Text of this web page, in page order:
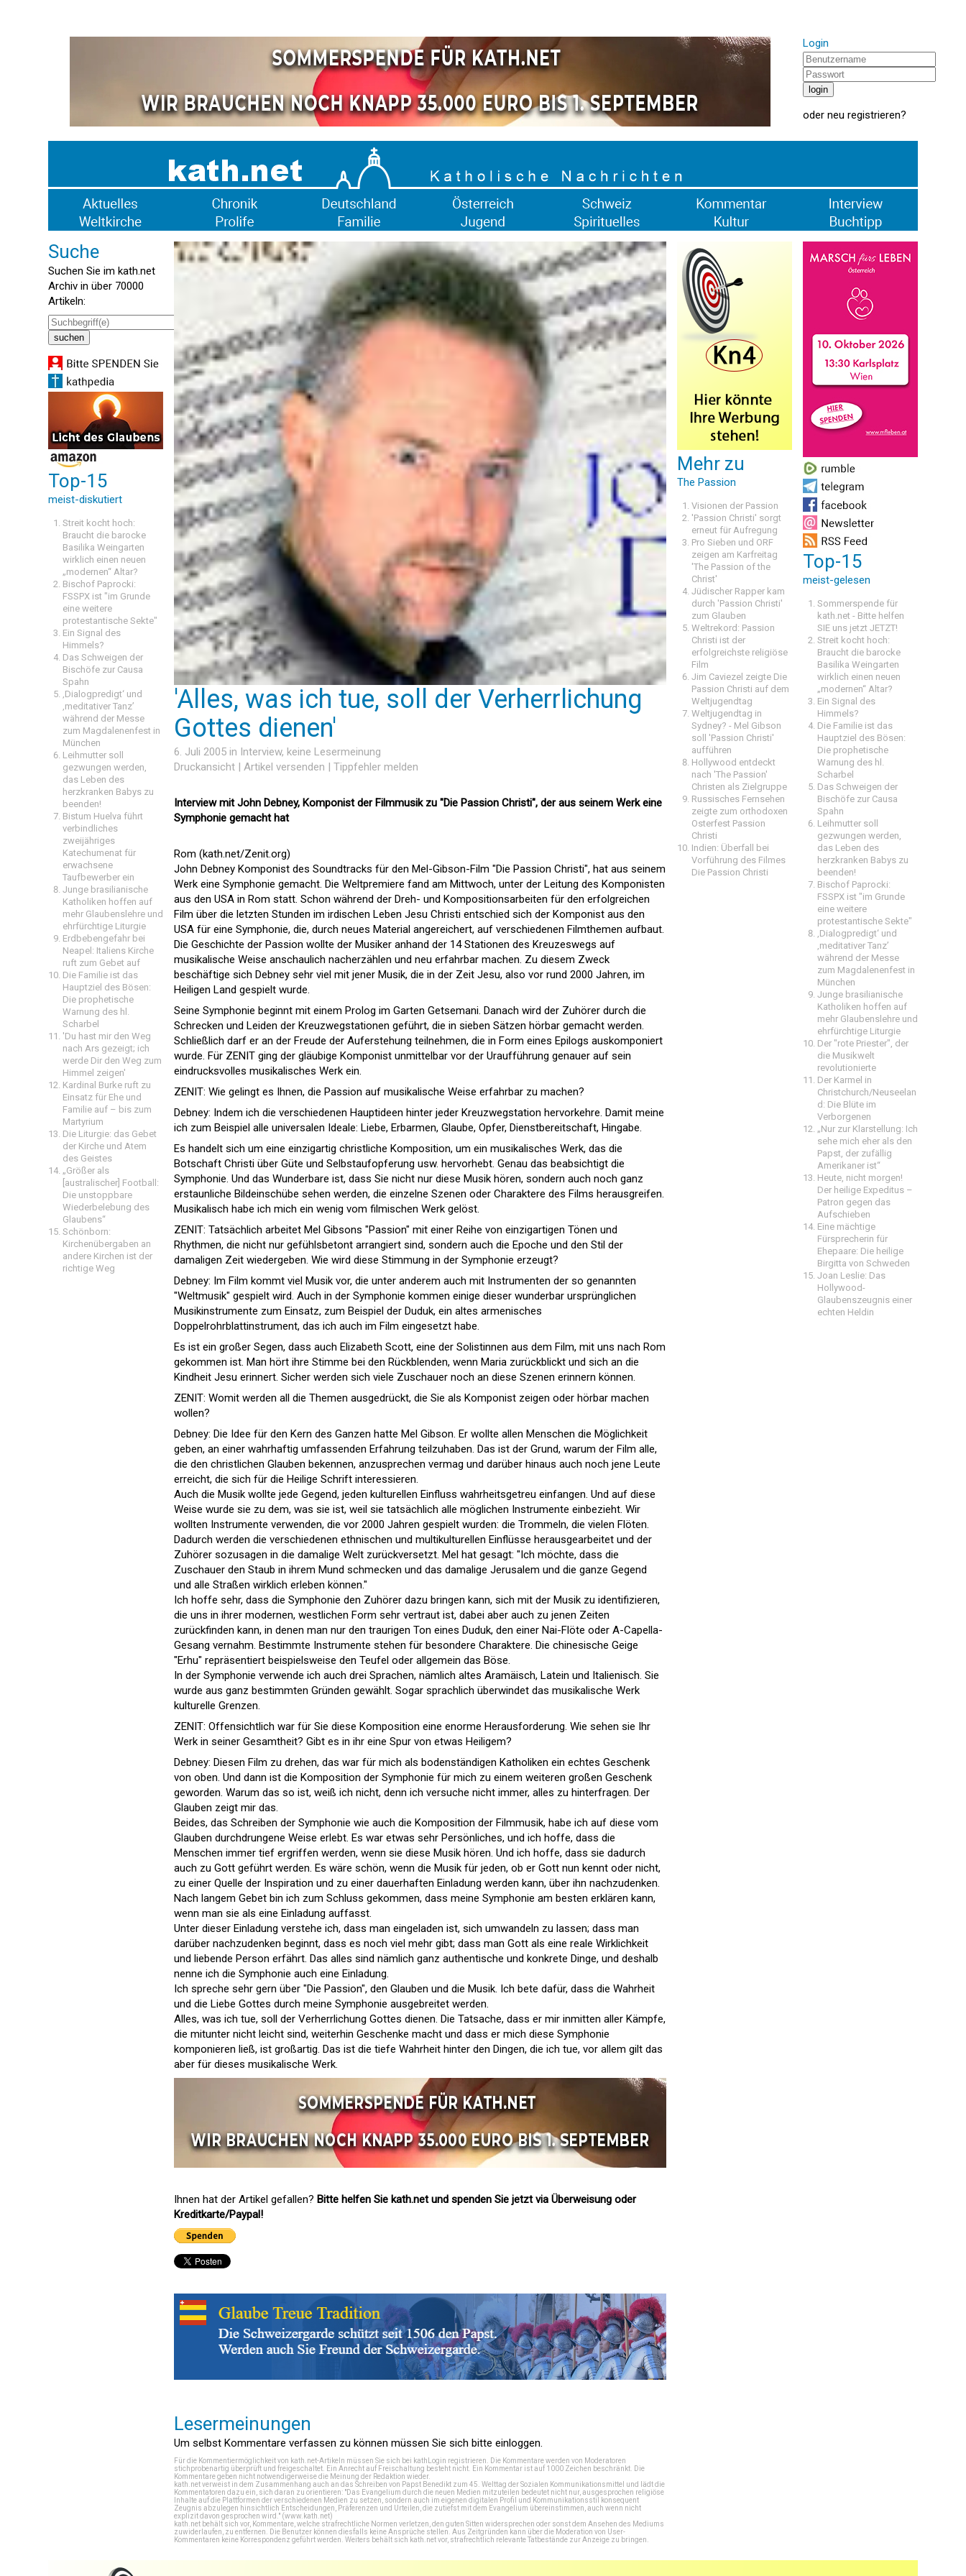
Login
oder neu registrieren?
Suche
Suchen Sie im kath.net
Archiv in über 70000
Artikeln:
Top-15
meist-diskutiert
Streit kocht hoch:
Braucht die barocke
Basilika Weingarten
wirklich einen neuen
„modernen“ Altar?
Bischof Paprocki:
FSSPX ist "im Grunde
eine weitere
protestantische Sekte"
Ein Signal des
Himmels?
Das Schweigen der
Bischöfe zur Causa
Spahn
‚Dialogpredigt‘ und
‚meditativer Tanz’
während der Messe
zum Magdalenenfest in
München
Leihmutter soll
gezwungen werden,
das Leben des
herzkranken Babys zu
beenden!
Bistum Huelva führt
verbindliches
zweijähriges
Katechumenat für
erwachsene
Taufbewerber ein
Junge brasilianische
Katholiken hoffen auf
mehr Glaubenslehre und
ehrfürchtige Liturgie
Erdbebengefahr bei
Neapel: Italiens Kirche
ruft zum Gebet auf
Die Familie ist das
Hauptziel des Bösen:
Die prophetische
Warnung des hl.
Scharbel
'Du hast mir den Weg
nach Ars gezeigt; ich
werde Dir den Weg zum
Himmel zeigen'
Kardinal Burke ruft zu
Einsatz für Ehe und
Familie auf – bis zum
Martyrium
Die Liturgie: das Gebet
der Kirche und Atem
des Geistes
„Größer als
[australischer] Football:
Die unstoppbare
Wiederbelebung des
Glaubens“
Schönborn:
Kirchenübergaben an
andere Kirchen ist der
richtige Weg
'Alles, was ich tue, soll der Verherrlichung
Gottes dienen'
6. Juli 2005 in Interview, keine Lesermeinung
Druckansicht | Artikel versenden | Tippfehler melden
Interview mit John Debney, Komponist der Filmmusik zu "Die Passion Christi", der aus seinem Werk eine
Symphonie gemacht hat
Rom (kath.net/Zenit.org)
John Debney Komponist des Soundtracks für den Mel-Gibson-Film "Die Passion Christi", hat aus seinem
Werk eine Symphonie gemacht. Die Weltpremiere fand am Mittwoch, unter der Leitung des Komponisten
aus den USA in Rom statt. Schon während der Dreh- und Kompositionsarbeiten für den erfolgreichen
Film über die letzten Stunden im irdischen Leben Jesu Christi entschied sich der Komponist aus den
USA für eine Symphonie, die, durch neues Material angereichert, auf verschiedenen Filmthemen aufbaut.
Die Geschichte der Passion wollte der Musiker anhand der 14 Stationen des Kreuzeswegs auf
musikalische Weise anschaulich nacherzählen und neu erfahrbar machen. Zu diesem Zweck
beschäftige sich Debney sehr viel mit jener Musik, die in der Zeit Jesu, also vor rund 2000 Jahren, im
Heiligen Land gespielt wurde.
Seine Symphonie beginnt mit einem Prolog im Garten Getsemani. Danach wird der Zuhörer durch die
Schrecken und Leiden der Kreuzwegstationen geführt, die in sieben Sätzen hörbar gemacht werden.
Schließlich darf er an der Freude der Auferstehung teilnehmen, die in Form eines Epilogs auskomponiert
wurde. Für ZENIT ging der gläubige Komponist unmittelbar vor der Uraufführung genauer auf sein
eindrucksvolles musikalisches Werk ein.
ZENIT: Wie gelingt es Ihnen, die Passion auf musikalische Weise erfahrbar zu machen?
Debney: Indem ich die verschiedenen Hauptideen hinter jeder Kreuzwegstation hervorkehre. Damit meine
ich zum Beispiel alle universalen Ideale: Liebe, Erbarmen, Glaube, Opfer, Dienstbereitschaft, Hingabe.
Es handelt sich um eine einzigartig christliche Komposition, um ein musikalisches Werk, das die
Botschaft Christi über Güte und Selbstaufopferung usw. hervorhebt. Genau das beabsichtigt die
Symphonie. Und das Wunderbare ist, dass Sie nicht nur diese Musik hören, sondern auch noch ganz
erstaunliche Bildeinschübe sehen werden, die einzelne Szenen oder Charaktere des Films herausgreifen.
Musikalisch habe ich mich ein wenig vom filmischen Werk gelöst.
ZENIT: Tatsächlich arbeitet Mel Gibsons "Passion" mit einer Reihe von einzigartigen Tönen und
Rhythmen, die nicht nur gefühlsbetont arrangiert sind, sondern auch die Epoche und den Stil der
damaligen Zeit wiedergeben. Wie wird diese Stimmung in der Symphonie erzeugt?
Debney: Im Film kommt viel Musik vor, die unter anderem auch mit Instrumenten der so genannten
"Weltmusik" gespielt wird. Auch in der Symphonie kommen einige dieser wunderbar ursprünglichen
Musikinstrumente zum Einsatz, zum Beispiel der Duduk, ein altes armenisches
Doppelrohrblattinstrument, das ich auch im Film eingesetzt habe.
Es ist ein großer Segen, dass auch Elizabeth Scott, eine der Solistinnen aus dem Film, mit uns nach Rom
gekommen ist. Man hört ihre Stimme bei den Rückblenden, wenn Maria zurückblickt und sich an die
Kindheit Jesu erinnert. Sicher werden sich viele Zuschauer noch an diese Szenen erinnern können.
ZENIT: Womit werden all die Themen ausgedrückt, die Sie als Komponist zeigen oder hörbar machen
wollen?
Debney: Die Idee für den Kern des Ganzen hatte Mel Gibson. Er wollte allen Menschen die Möglichkeit
geben, an einer wahrhaftig umfassenden Erfahrung teilzuhaben. Das ist der Grund, warum der Film alle,
die den christlichen Glauben bekennen, anzusprechen vermag und darüber hinaus auch noch jene Leute
erreicht, die sich für die Heilige Schrift interessieren.
Auch die Musik wollte jede Gegend, jeden kulturellen Einfluss wahrheitsgetreu einfangen. Und auf diese
Weise wurde sie zu dem, was sie ist, weil sie tatsächlich alle möglichen Instrumente einbezieht. Wir
wollten Instrumente verwenden, die vor 2000 Jahren gespielt wurden: die Trommeln, die vielen Flöten.
Dadurch werden die verschiedenen ethnischen und multikulturellen Einflüsse herausgearbeitet und der
Zuhörer sozusagen in die damalige Welt zurückversetzt. Mel hat gesagt: "Ich möchte, dass die
Zuschauer den Staub in ihrem Mund schmecken und das damalige Jerusalem und die ganze Gegend
und alle Straßen wirklich erleben können."
Ich hoffe sehr, dass die Symphonie den Zuhörer dazu bringen kann, sich mit der Musik zu identifizieren,
die uns in ihrer modernen, westlichen Form sehr vertraut ist, dabei aber auch zu jenen Zeiten
zurückfinden kann, in denen man nur den traurigen Ton eines Duduk, den einer Nai-Flöte oder A-Capella-
Gesang vernahm. Bestimmte Instrumente stehen für besondere Charaktere. Die chinesische Geige
"Erhu" repräsentiert beispielsweise den Teufel oder allgemein das Böse.
In der Symphonie verwende ich auch drei Sprachen, nämlich altes Aramäisch, Latein und Italienisch. Sie
wurde aus ganz bestimmten Gründen gewählt. Sogar sprachlich überwindet das musikalische Werk
kulturelle Grenzen.
ZENIT: Offensichtlich war für Sie diese Komposition eine enorme Herausforderung. Wie sehen sie Ihr
Werk in seiner Gesamtheit? Gibt es in ihr eine Spur von etwas Heiligem?
Debney: Diesen Film zu drehen, das war für mich als bodenständigen Katholiken ein echtes Geschenk
von oben. Und dann ist die Komposition der Symphonie für mich zu einem weiteren großen Geschenk
geworden. Warum das so ist, weiß ich nicht, denn ich versuche nicht immer, alles zu hinterfragen. Der
Glauben zeigt mir das.
Beides, das Schreiben der Symphonie wie auch die Komposition der Filmmusik, habe ich auf diese vom
Glauben durchdrungene Weise erlebt. Es war etwas sehr Persönliches, und ich hoffe, dass die
Menschen immer tief ergriffen werden, wenn sie diese Musik hören. Und ich hoffe, dass sie dadurch
auch zu Gott geführt werden. Es wäre schön, wenn die Musik für jeden, ob er Gott nun kennt oder nicht,
zu einer Quelle der Inspiration und zu einer dauerhaften Einladung werden kann, über ihn nachzudenken.
Nach langem Gebet bin ich zum Schluss gekommen, dass meine Symphonie am besten erklären kann,
wenn man sie als eine Einladung auffasst.
Unter dieser Einladung verstehe ich, dass man eingeladen ist, sich umwandeln zu lassen; dass man
darüber nachzudenken beginnt, dass es noch viel mehr gibt; dass man Gott als eine reale Wirklichkeit
und liebende Person erfährt. Das alles sind nämlich ganz authentische und konkrete Dinge, und deshalb
nenne ich die Symphonie auch eine Einladung.
Ich spreche sehr gern über "Die Passion", den Glauben und die Musik. Ich bete dafür, dass die Wahrheit
und die Liebe Gottes durch meine Symphonie ausgebreitet werden.
Alles, was ich tue, soll der Verherrlichung Gottes dienen. Die Tatsache, dass er mir inmitten aller Kämpfe,
die mitunter nicht leicht sind, weiterhin Geschenke macht und dass er mich diese Symphonie
komponieren ließ, ist großartig. Das ist die tiefe Wahrheit hinter den Dingen, die ich tue, vor allem gilt das
aber für dieses musikalische Werk.
Ihnen hat der Artikel gefallen? Bitte helfen Sie kath.net und spenden Sie jetzt via Überweisung oder
Kreditkarte/Paypal!
Lesermeinungen
Um selbst Kommentare verfassen zu können müssen Sie sich bitte einloggen.
Für die Kommentiermöglichkeit von kath.net-Artikeln müssen Sie sich bei kathLogin registrieren . Die Kommentare werden von Moderatoren
stichprobenartig überprüft und freigeschaltet. Ein Anrecht auf Freischaltung besteht nicht. Ein Kommentar ist auf 1000 Zeichen beschränkt. Die
Kommentare geben nicht notwendigerweise die Meinung der Redaktion wieder.
kath.net verweist in dem Zusammenhang auch an das Schreiben von Papst Benedikt zum 45. Welttag der Sozialen Kommunikationsmittel und lädt die
Kommentatoren dazu ein, sich daran zu orientieren: "Das Evangelium durch die neuen Medien mitzuteilen bedeutet nicht nur, ausgesprochen religiöse
Inhalte auf die Plattformen der verschiedenen Medien zu setzen, sondern auch im eigenen digitalen Profil und Kommunikationsstil konsequent
Zeugnis abzulegen hinsichtlich Entscheidungen, Präferenzen und Urteilen, die zutiefst mit dem Evangelium übereinstimmen, auch wenn nicht
explizit davon gesprochen wird." (www.kath.net)
kath.net behält sich vor, Kommentare, welche strafrechtliche Normen verletzen, den guten Sitten widersprechen oder sonst dem Ansehen des Mediums
zuwiderlaufen, zu entfernen. Die Benutzer können diesfalls keine Ansprüche stellen. Aus Zeitgründen kann über die Moderation von User-
Kommentaren keine Korrespondenz geführt werden. Weiters behält sich kath.net vor, strafrechtlich relevante Tatbestände zur Anzeige zu bringen.
Mehr zu
The Passion
Visionen der Passion
'Passion Christi' sorgt
erneut für Aufregung
Pro Sieben und ORF
zeigen am Karfreitag
'The Passion of the
Christ'
Jüdischer Rapper kam
durch 'Passion Christi'
zum Glauben
Weltrekord: Passion
Christi ist der
erfolgreichste religiöse
Film
Jim Caviezel zeigte Die
Passion Christi auf dem
Weltjugendtag
Weltjugendtag in
Sydney? - Mel Gibson
soll 'Passion Christi'
aufführen
Hollywood entdeckt
nach 'The Passion'
Christen als Zielgruppe
Russisches Fernsehen
zeigte zum orthodoxen
Osterfest Passion
Christi
Indien: Überfall bei
Vorführung des Filmes
Die Passion Christi
Top-15
meist-gelesen
Sommerspende für
kath.net - Bitte helfen
SIE uns jetzt JETZT!
Streit kocht hoch:
Braucht die barocke
Basilika Weingarten
wirklich einen neuen
„modernen“ Altar?
Ein Signal des
Himmels?
Die Familie ist das
Hauptziel des Bösen:
Die prophetische
Warnung des hl.
Scharbel
Das Schweigen der
Bischöfe zur Causa
Spahn
Leihmutter soll
gezwungen werden,
das Leben des
herzkranken Babys zu
beenden!
Bischof Paprocki:
FSSPX ist "im Grunde
eine weitere
protestantische Sekte"
‚Dialogpredigt‘ und
‚meditativer Tanz’
während der Messe
zum Magdalenenfest in
München
Junge brasilianische
Katholiken hoffen auf
mehr Glaubenslehre und
ehrfürchtige Liturgie
Der "rote Priester", der
die Musikwelt
revolutionierte
Der Karmel in
Christchurch/Neuseelan
d: Die Blüte im
Verborgenen
„Nur zur Klarstellung: Ich
sehe mich eher als den
Papst, der zufällig
Amerikaner ist“
Heute, nicht morgen!
Der heilige Expeditus –
Patron gegen das
Aufschieben
Eine mächtige
Fürsprecherin für
Ehepaare: Die heilige
Birgitta von Schweden
Joan Leslie: Das
Hollywood-
Glaubenszeugnis einer
echten Heldin